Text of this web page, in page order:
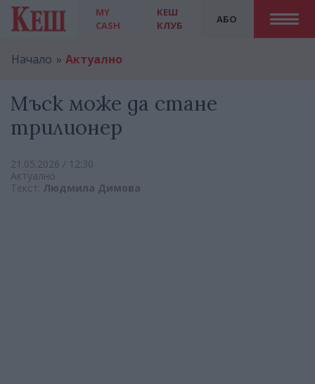
MY
CASH
АБО
КЕШ
КЛУБ
Начало Актуално
Мъск може да стане
трилионер
21.05.2026 / 12:30
Актуално
Текст: Людмила Димова